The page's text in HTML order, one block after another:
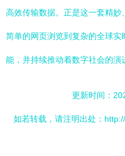
高效传输数据。正是这一套精
简单的网页浏览到复杂的全球
能，并持续推动着数字社会的演
更新时间：
如若转载，请注明出处：